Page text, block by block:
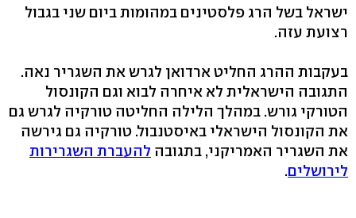
ישראל בשל הרג פלסטינים במהומות ביום שני בגבול
רצועת עזה.
בעקבות ההרג החליט ארדואן לגרש את השגריר נאה.
התגובה הישראלית לא איחרה לבוא וגם הקונסול
הטורקי גורש. במהלך הלילה החליטה טורקיה לגרש גם
את הקונסול הישראלי באיסטנבול. טורקיה גם גירשה
את השגריר האמריקני, בתגובה להעברת השגרירות
לירושלים.